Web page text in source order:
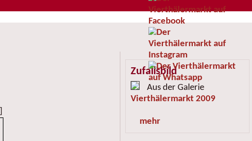
Zufallsbild
Aus der Galerie
Vierthälermarkt 2009
mehr